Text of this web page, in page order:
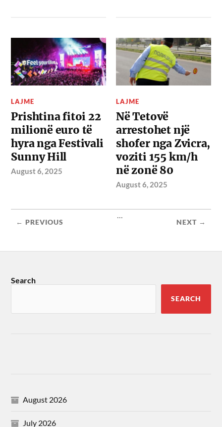
LAJME
Prishtina fitoi 22
milionë euro të
hyra nga Festivali
Sunny Hill
August 6, 2025
LAJME
Në Tetovë
arrestohet një
shofer nga Zvicra,
voziti 155 km/h
në zonë 80
August 6, 2025
← PREVIOUS
...
NEXT →
Search
SEARCH
August 2026
July 2026